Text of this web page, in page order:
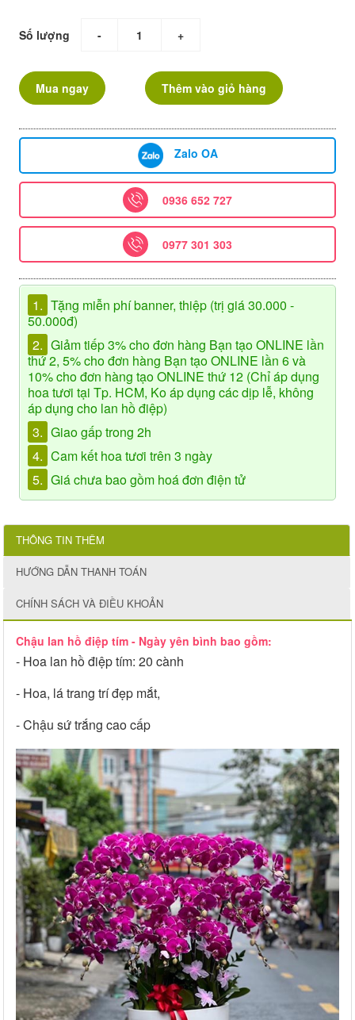
Số lượng - +
Mua ngay Thêm vào giỏ hàng
Zalo OA
0936 652 727
0977 301 303
1. Tặng miễn phí banner, thiệp (trị giá 30.000 -
50.000đ)
2. Giảm tiếp 3% cho đơn hàng Bạn tạo ONLINE lần
thứ 2, 5% cho đơn hàng Bạn tạo ONLINE lần 6 và
10% cho đơn hàng tạo ONLINE thứ 12 (Chỉ áp dụng
hoa tươi tại Tp. HCM, Ko áp dụng các dịp lễ, không
áp dụng cho lan hồ điệp)
3. Giao gấp trong 2h
4. Cam kết hoa tươi trên 3 ngày
5. Giá chưa bao gồm hoá đơn điện tử
THÔNG TIN THÊM
HƯỚNG DẪN THANH TOÁN
CHÍNH SÁCH VÀ ĐIỀU KHOẢN
Chậu lan hồ điệp tím - Ngày yên bình bao gồm:
- Hoa lan hồ điệp tím: 20 cành
- Hoa, lá trang trí đẹp mắt,
- Chậu sứ trắng cao cấp